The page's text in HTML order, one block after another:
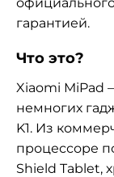
гарантией.
Что это?
Xiaomi MiPad
немногих
K1. Из
процессоре
Shield Tablet,